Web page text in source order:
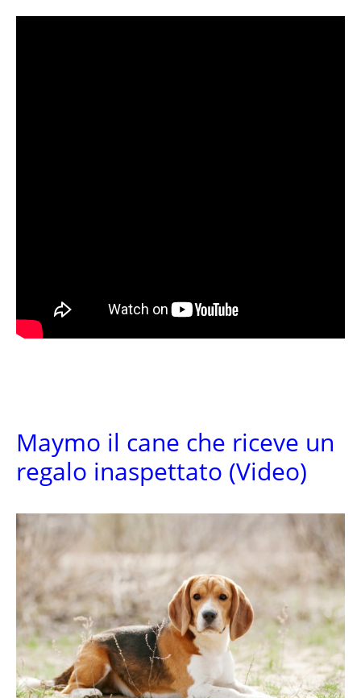
Maymo il cane che riceve un
regalo inaspettato (Video)